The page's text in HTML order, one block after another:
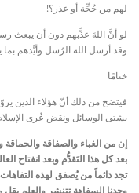
لهم من حُجِّة أو عذر؟!
لو أنَّ اللهَ عذَّبهم دون أن يبعث
وقد أرسل الله الرُسل وأيَّدهم
ختامًا
فيتضح من ذلك أنّ هؤلاء الذين
بشتى الوسائل ونقض عُرى
إن من الغباء والصفاقة
بعد كل هذا التَقدُّم وبعد انفتاح
تجد دائماً من يُصفق لهذه
وجدنا السفاهة تتنشر والعلم يقل